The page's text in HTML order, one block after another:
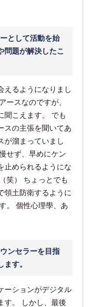
として活動を始
問題が解決したこ
えるようになりまし
ースなのですが、
聞こえます。 でも
スの主張を聞いてあ
が溜まっていまし
せず、早めにケン
止められるようにな
笑） ちょっとでも
領土防衛するように
。 個性心理學、あ
ンセラーを目指
す。
ーションがデジタル
す。 しかし、最後